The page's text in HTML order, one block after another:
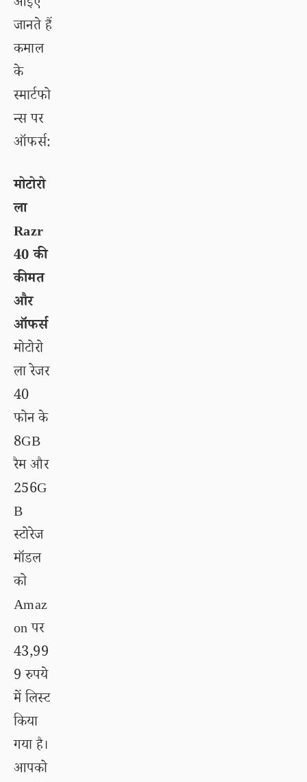
जानते हैं
कमाल
के
स्मार्टफो
न्स पर
ऑफर्स:
मोटोरो
ला
Razr
40 की
कीमत
और
ऑफर्स
मोटोरो
ला रेजर
40
फोन के
8GB
रैम और
256G
B
स्टोरेज
मॉडल
को
Amaz
on पर
43,99
9 रुपये
में लिस्ट
किया
गया है।
आपको